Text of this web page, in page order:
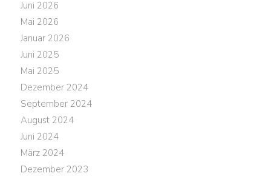
Juni 2026
Mai 2026
Januar 2026
Juni 2025
Mai 2025
Dezember 2024
September 2024
August 2024
Juni 2024
März 2024
Dezember 2023